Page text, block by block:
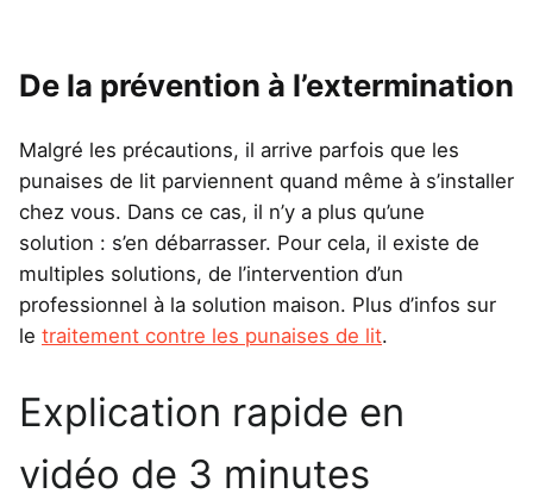
De la prévention à l’extermination
Malgré les précautions, il arrive parfois que les
punaises de lit parviennent quand même à s’installer
chez vous. Dans ce cas, il n’y a plus qu’une
solution : s’en débarrasser. Pour cela, il existe de
multiples solutions, de l’intervention d’un
professionnel à la solution maison. Plus d’infos sur
le traitement contre les punaises de lit.
Explication rapide en
vidéo de 3 minutes